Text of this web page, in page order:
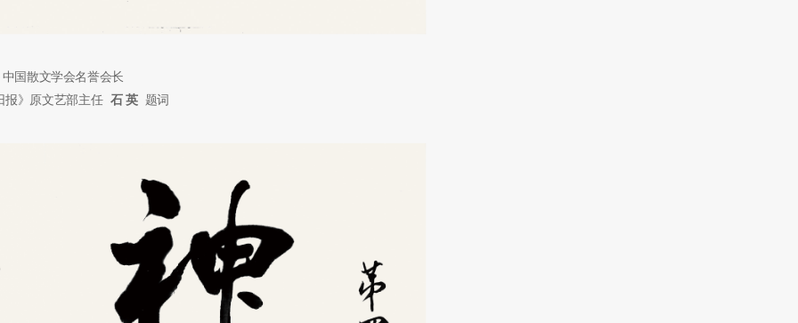
中国散文学会名誉会长
报》原文艺部主任 石 英题词